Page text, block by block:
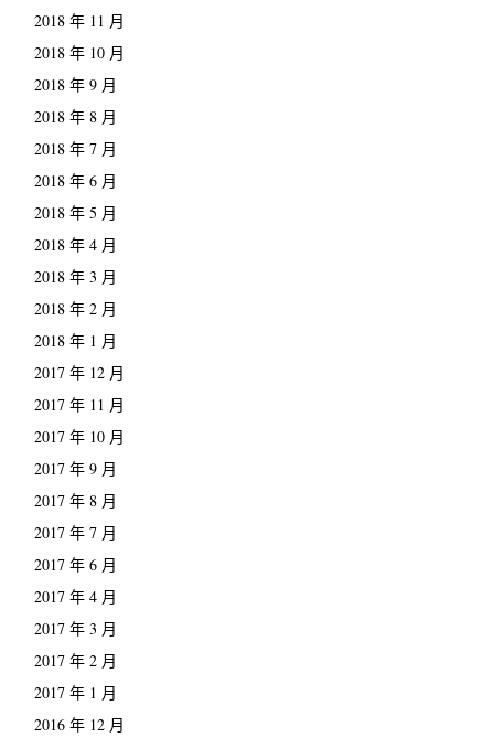
2018 年 11 月
2018 年 10 月
2018 年 9 月
2018 年 8 月
2018 年 7 月
2018 年 6 月
2018 年 5 月
2018 年 4 月
2018 年 3 月
2018 年 2 月
2018 年 1 月
2017 年 12 月
2017 年 11 月
2017 年 10 月
2017 年 9 月
2017 年 8 月
2017 年 7 月
2017 年 6 月
2017 年 4 月
2017 年 3 月
2017 年 2 月
2017 年 1 月
2016 年 12 月